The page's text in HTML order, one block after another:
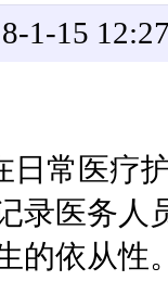
1-15
日常医疗
录医务人
的依从性